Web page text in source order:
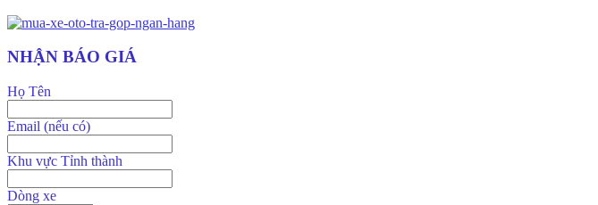
NHẬN BÁO GIÁ
Họ Tên
Email (nếu có)
Khu vực Tỉnh thành
Dòng xe